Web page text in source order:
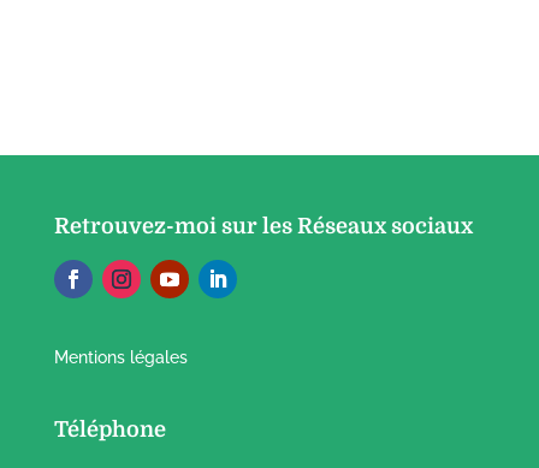
Retrouvez-moi sur les Réseaux sociaux
Mentions légales
Téléphone